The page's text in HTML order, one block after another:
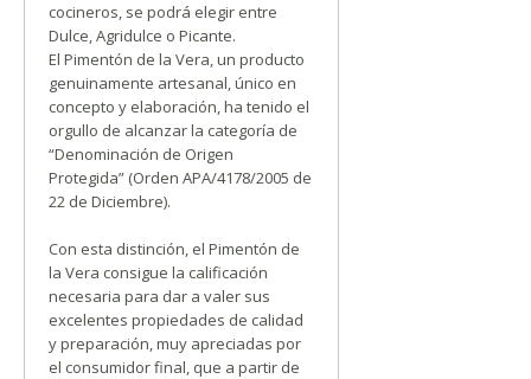
cocineros, se podrá elegir entre
Dulce, Agridulce o Picante.
El Pimentón de la Vera, un producto
genuinamente artesanal, único en
concepto y elaboración, ha tenido el
orgullo de alcanzar la categoría de
“Denominación de Origen
Protegida” (Orden APA/4178/2005 de
22 de Diciembre).
Con esta distinción, el Pimentón de
la Vera consigue la calificación
necesaria para dar a valer sus
excelentes propiedades de calidad
y preparación, muy apreciadas por
el consumidor final, que a partir de